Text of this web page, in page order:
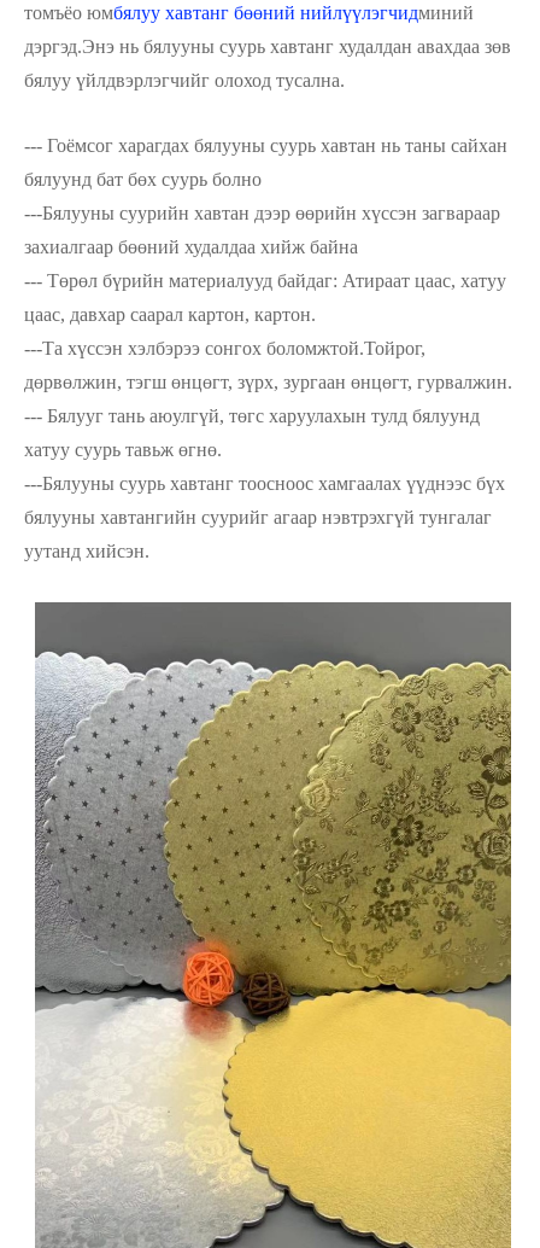
томъёо юмбялуу хавтанг бөөний нийлүүлэгчидминий
дэргэд.Энэ нь бялууны суурь хавтанг худалдан авахдаа зөв
бялуу үйлдвэрлэгчийг олоход тусална.
--- Гоёмсог харагдах бялууны суурь хавтан нь таны сайхан
бялуунд бат бөх суурь болно
---Бялууны суурийн хавтан дээр өөрийн хүссэн загвараар
захиалгаар бөөний худалдаа хийж байна
--- Төрөл бүрийн материалууд байдаг: Атираат цаас, хатуу
цаас, давхар саарал картон, картон.
---Та хүссэн хэлбэрээ сонгох боломжтой.Тойрог,
дөрвөлжин, тэгш өнцөгт, зүрх, зургаан өнцөгт, гурвалжин.
--- Бялууг тань аюулгүй, төгс харуулахын тулд бялуунд
хатуу суурь тавьж өгнө.
---Бялууны суурь хавтанг тоосноос хамгаалах үүднээс бүх
бялууны хавтангийн суурийг агаар нэвтрэхгүй тунгалаг
уутанд хийсэн.